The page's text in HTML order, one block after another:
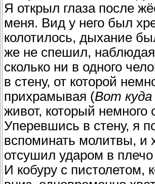
Я открыл глаза после
меня. Вид у него был
колотилось, дыхание
же не спешил, наблюдая
сколько ни в одного
в стену, от которой
прихрамывая (Вот куда
живот, который
Уперевшись в стену, я
вспоминать молитвы, и
отсушил ударом в плечо
И кобуру с пистолетом,